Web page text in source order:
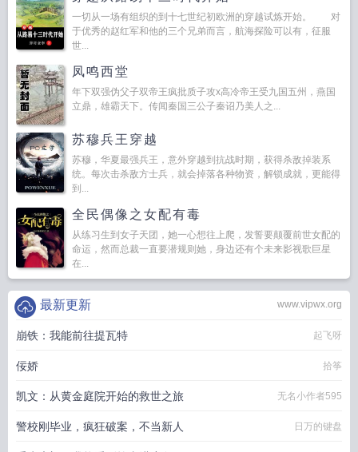
一切从一场有组织的到十七世纪初欧洲的穿越试炼开始。 对
于优秀的赵红军和他的三个兄弟而言，航海探险可以有，征服
世...
凤鸣西堂
年下双强伪父子双帝王疯批质子攻x高冷帝王受九国五州，燕国
立鼎，雄霸天下。传闻秦国三公子秦诏乃美人之...
苏穆兵王穿越
苏穆，华夏最强兵王，意外穿越到抗战时期，获得杀敌掉装系
统。每次击杀敌方士兵，就会掉落各种物资，解锁成就，更能得
到...
全民偶像之女配有毒
从练习生到女子天团，她一心想往上爬，发誓要颠覆前世女配的
命运，然而总裁一直要潜规则她，身边还有个未来影视歌巨星
在...
www.vipwx.org
最新更新
崩铁：我能前往提瓦特 起飞呀
佞娇 拾筝
凯文：从黄金庭院开始的救世之旅 无名小作者595
警校刚毕业，疯狂破案，不当新人 日万的键盘